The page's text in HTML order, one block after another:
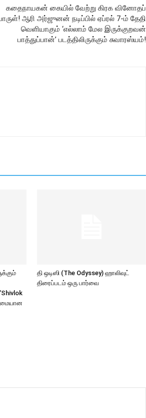
கதைநாயகன் கையில் வேற்று கிரக வினோதப்
ஆரி அர்ஜுனன் நடிப்பில் ஏப்ரல் 7-ம் தேதி
வெளியாகும் ‘எல்லாம் மேல இருக்குறவன்
பாத்துப்பான்’ படத்திலிருக்கும் சுவாரஸ்யம்!
தி ஒடிஸி (The Odyssey) ஹாலிவுட்
திரைப்படம் ஒரு பார்வை